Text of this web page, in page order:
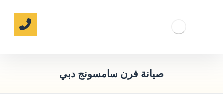
صيانة فرن سامسونج دبي